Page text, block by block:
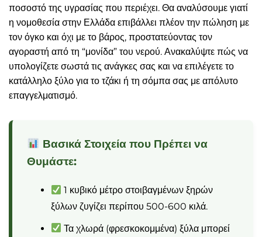
ποσοστό της υγρασίας που περιέχει. Θα αναλύσουμε γιατί
η νομοθεσία στην Ελλάδα επιβάλλει πλέον την πώληση με
τον όγκο και όχι με το βάρος, προστατεύοντας τον
αγοραστή από τη “μονίδα” του νερού. Ανακαλύψτε πώς να
υπολογίζετε σωστά τις ανάγκες σας και να επιλέγετε το
κατάλληλο ξύλο για το τζάκι ή τη σόμπα σας με απόλυτο
επαγγελματισμό.
Βασικά Στοιχεία που Πρέπει να
Θυμάστε:
1 κυβικό μέτρο στοιβαγμένων ξηρών
ξύλων ζυγίζει περίπου 500-600 κιλά.
Τα χλωρά (φρεσκοκομμένα) ξύλα μπορεί